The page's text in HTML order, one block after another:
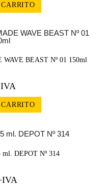
BEAST Nº 01 150ml
DEPOT Nº 314